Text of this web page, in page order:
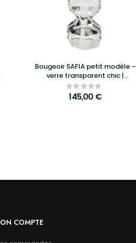
Bougeoir SAFIA petit modèle –
verre transparent chic |
RICHMOND INTERIORS
145,00 €
COMPTE